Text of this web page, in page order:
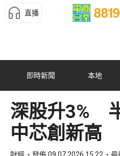
直播
即時新聞 本地
深股升3%
中芯創新高